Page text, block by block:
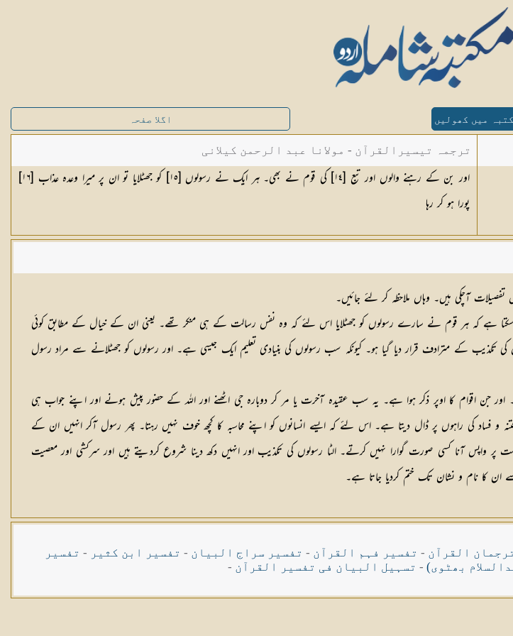
میں کھولیں اگلا صفحہ
ترجمہ تیسیرالقرآن - مولانا عبد الرحمن کیلانی
اور بن کے رہنے والوں اور تبع [١٤] کی قوم نے بھی۔ ہر ایک نے رسولوں [١٥] کو جھٹلایا تو ان پر میرا وعدہ عذاب [١٦]
پورا ہو کر رہا
ہے کہ ہر قوم نے سارے رسولوں کو جھٹلایا اس لئے کہ وہ نفس رسالت کے ہی منکر تھے۔ یعنی ان کے خیال کے مطابق کوئی
تکذیب کے مترادف قرار دیا گیا ہو۔ کیونکہ سب رسولوں کی بنیادی تعلیم ایک جیسی ہے۔ اور رسولوں کو جھٹلانے سے مراد رسول
اور جن اقوام کا اوپر ذکر ہوا ہے۔ یہ سب عقیدہ آخرت یا مر کر دوبارہ جی اٹھنے اور اللہ کے حضور پیش ہونے اور اپنے جواب ہی
و فساد کی راہوں پر ڈال دیتا ہے۔ اس لئے کہ ایسے انسانوں کو اپنے محاسبہ کا کچھ خوف نہیں رہتا۔ پھر رسول آکر انہیں ان کے
واپس آنا کسی صورت گوارا نہیں کرتے۔ الٹا رسولوں کی تکذیب اور انہیں دکھ دینا شروع کردیتے ہیں اور سرکشی اور معصیت
ان کا نام و نشان تک ختم کردیا جاتا ہے۔
القرآن - تفسیر فہم القرآن - تفسیر سراج البیان - تفسیر ابن کثیر - تفسیر
بھٹوی) - تسہیل البیان فی تفسیر القرآن -